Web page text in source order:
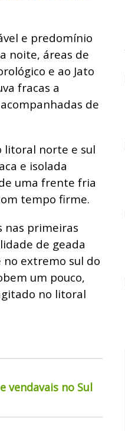
e predomínio
noite, áreas de
e ao Jato
fracas a
de
litoral norte e sul
e isolada
uma frente fria
tempo firme.
nas primeiras
de geada
extremo sul do
um pouco,
no litoral
vendavais no Sul